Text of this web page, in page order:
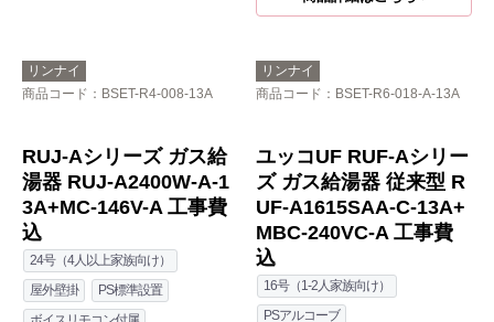
ユッコUF RUF-Aシリー
ズ ガス給湯器 従来型 R
UF-A2005SAW-C-13A+
商品コード：BSET-R6-018-TL-13A
ユッコUF RUF-Aシリー
ズ ガス給湯器 従来型 R
UF-A1615SAT-L-C-13A